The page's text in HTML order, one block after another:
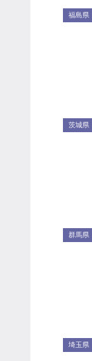
福島県
茨城県
群馬県
埼玉県